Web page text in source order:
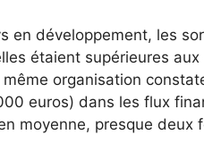
en développement, les
étaient supérieures aux
même organisation
euros) dans les flux
moyenne, presque deux